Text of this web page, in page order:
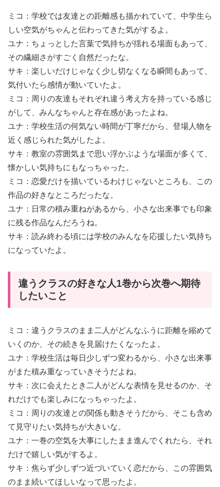
ミコ：学校では友達との距離感も描かれていて、中学生ら
しい空気がちゃんと伝わってきた気がするよ。
ユナ：ちょっとした言葉で気持ちが揺れる場面もあって、
その繊細さがすごく自然だったな。
サキ：楽しいだけじゃなく少し切なくなる瞬間もあって、
気付いたら感情が動いていたよ。
ミコ：周りの友達もそれぞれ違う考え方を持っている感じ
がして、みんなちゃんと存在感があったよね。
ユナ：学校生活の何気ない時間が丁寧だから、登場人物を
近く感じられた気がしたよ。
サキ：教室の雰囲気まで思い浮かぶような場面が多くて、
懐かしい気持ちにもなっちゃった。
ミコ：恋愛だけを描いているわけじゃないところも、この
作品の好きなところだったな。
ユナ：日常の積み重ねがあるから、小さな出来事でも印象
に残る作品なんだろうね。
サキ：読み終わる頃には学校のみんなを応援したい気持ち
になっていたよ。
違うクラスの好きな人1巻から次巻へ期待
したいこと
ミコ：違うクラスのまま二人がどんなふうに距離を縮めて
いくのか、その続きを見届けたくなったよ。
ユナ：学校生活は毎日少しずつ変わるから、小さな出来事
がまた積み重なっていきそうだよね。
サキ：次に会えたとき二人がどんな表情を見せるのか、そ
れだけでも楽しみになっちゃったよ。
ミコ：周りの友達との関係も動きそうだから、そこも含め
て見守りたい気持ちが大きいな。
ユナ：一巻の空気を大事にしたまま進んでくれたら、それ
だけで嬉しい気がするよ。
サキ：焦らず少しずつ近づいていく恋だから、この雰囲気
のまま続いてほしいなって思ったよ。